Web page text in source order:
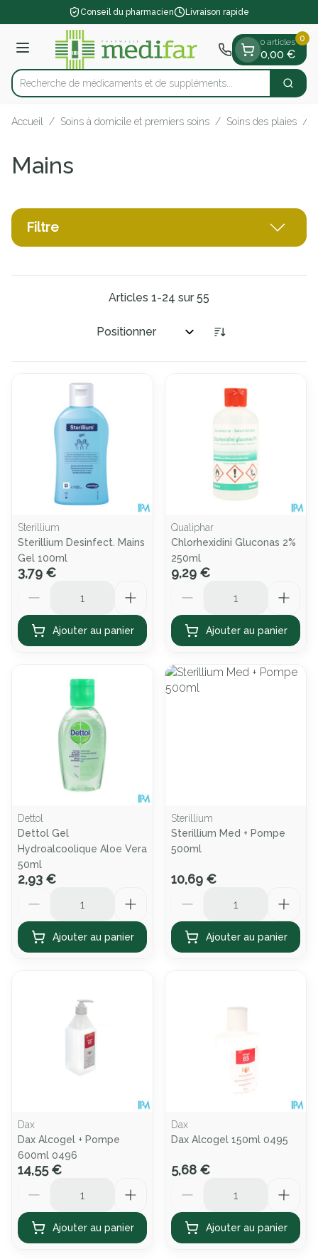
Aller au contenu
1 de 1Conseil du pharmacien Livraison rapide
Menu
Rechercher
Recherche de médicaments et de supplémen
0 articles
0,00 €
0
Accueil / Soins à domicile et premiers soins / Soins des plaies /
Mains
Filtre
Articles 1-24 sur55
Trier par:
Sterillium
Sterillium Desinfect. Mains
Gel 100ml
3,79 €
Ajouter au panier
Qualiphar
Chlorhexidini Gluconas 2%
250ml
9,29 €
Ajouter au panier
Dettol
Dettol Gel
Hydroalcoolique Aloe Vera
50ml
2,93 €
Ajouter au panier
Sterillium
Sterillium Med + Pompe
500ml
10,69 €
Ajouter au panier
Dax
Dax Alcogel + Pompe
600ml 0496
14,55 €
Ajouter au panier
Dax
Dax Alcogel 150ml 0495
5,68 €
Ajouter au panier